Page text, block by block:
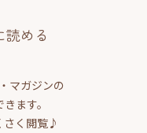
める
マガジンの
ます。
さく閲覧♪